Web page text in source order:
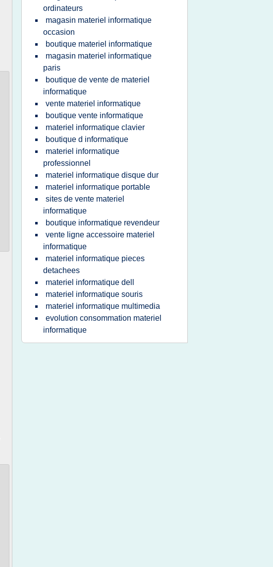
ordinateurs
magasin materiel informatique
occasion
boutique materiel informatique
magasin materiel informatique
paris
boutique de vente de materiel
informatique
vente materiel informatique
boutique vente informatique
materiel informatique clavier
boutique d informatique
materiel informatique
professionnel
materiel informatique disque dur
materiel informatique portable
sites de vente materiel
informatique
boutique informatique revendeur
vente ligne accessoire materiel
informatique
materiel informatique pieces
detachees
materiel informatique dell
materiel informatique souris
materiel informatique multimedia
evolution consommation materiel
informatique